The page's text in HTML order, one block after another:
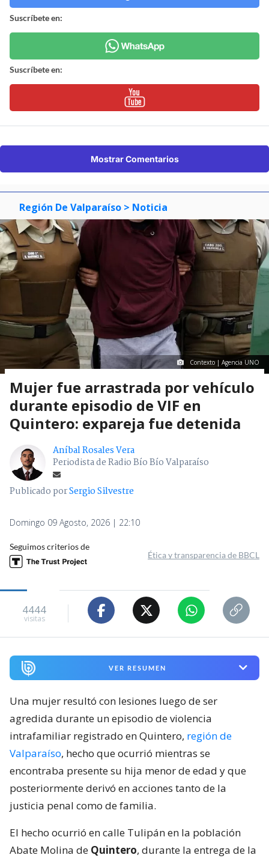
Suscríbete en:
Suscríbete en:
Mostrar Comentarios
Región De Valparaíso > Noticia
Contexto | Agencia UNO
Mujer fue arrastrada por vehículo
durante episodio de VIF en
Quintero: expareja fue detenida
Aníbal Rosales Vera
Periodista de Radio Bío Bío Valparaíso
Publicado porSergio Silvestre
Domingo 09 Agosto, 2026 | 22:10
Seguimos criterios de
Ética y transparencia de BBCL
4444
visitas
VER RESUMEN
Una mujer resultó con lesiones luego de ser
agredida durante un episodio de violencia
intrafamiliar registrado en Quintero, región de
Valparaíso, hecho que ocurrió mientras se
encontraba presente su hija menor de edad y que
posteriormente derivó en acciones tanto de la
justicia penal como de familia.
El hecho ocurrió en calle Tulipán en la población
Abate Molina de Quintero, durante la entrega de la